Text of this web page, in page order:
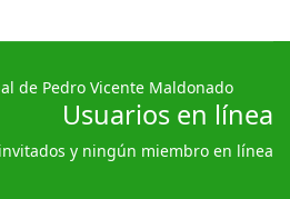
de Pedro Vicente Maldonado
Usuarios en línea
y ningún miembro en línea